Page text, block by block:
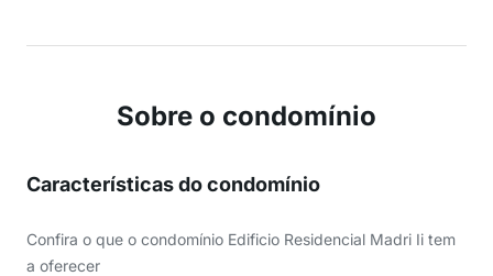
Sobre o condomínio
Características do condomínio
Confira o que o condomínio Edificio Residencial Madri Ii tem
a oferecer